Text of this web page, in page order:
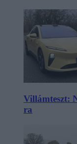
Villámteszt:
ra